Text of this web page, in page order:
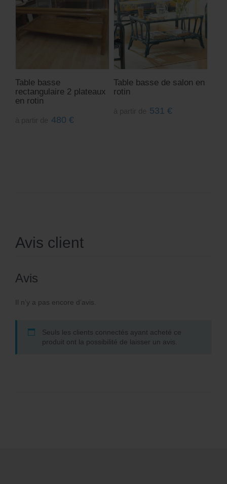
Table basse
rectangulaire 2 plateaux
en rotin
480 €
Table basse de salon en
rotin
531 €
Avis client
Avis
Il n’y a pas encore d’avis.
Seuls les clients connectés ayant acheté ce
produit ont la possibilité de laisser un avis.